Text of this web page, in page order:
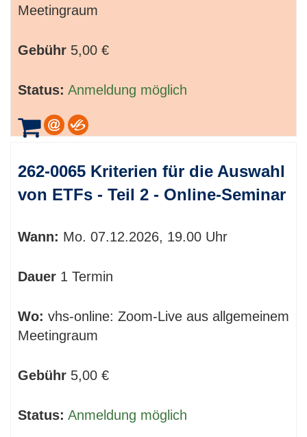
Meetingraum
Gebühr 5,00 €
Status: Anmeldung möglich
262-0065 Kriterien für die Auswahl
von ETFs - Teil 2 - Online-Seminar
Wann: Mo. 07.12.2026, 19.00 Uhr
Dauer 1 Termin
Wo: vhs-online: Zoom-Live aus allgemeinem
Meetingraum
Gebühr 5,00 €
Status: Anmeldung möglich